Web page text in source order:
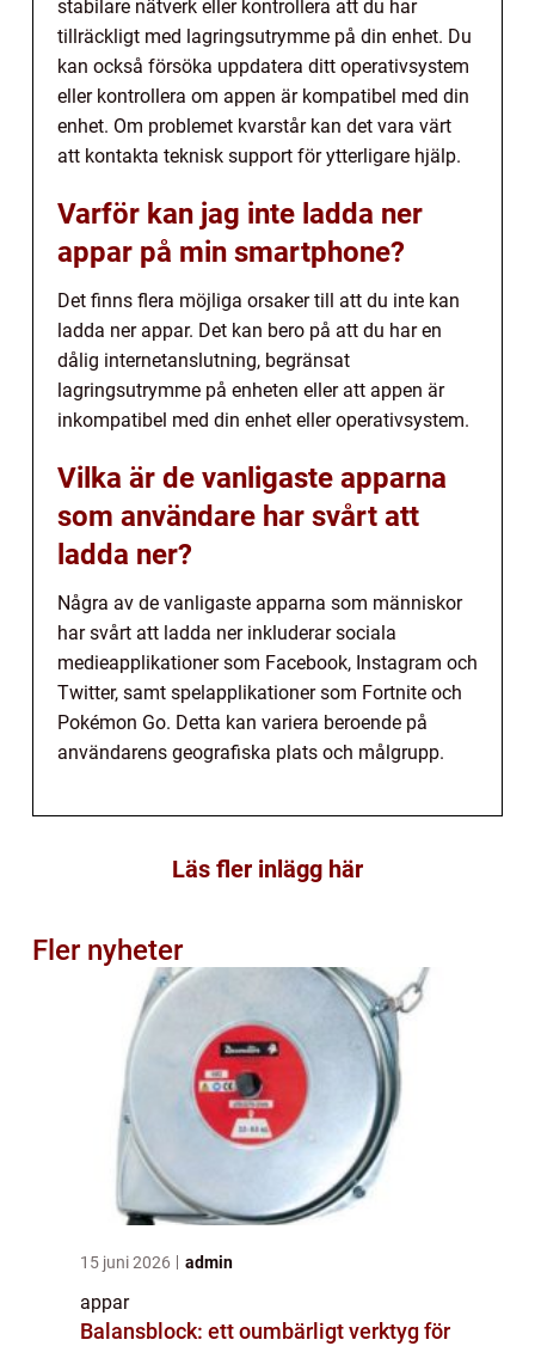
stabilare nätverk eller kontrollera att du har
tillräckligt med lagringsutrymme på din enhet. Du
kan också försöka uppdatera ditt operativsystem
eller kontrollera om appen är kompatibel med din
enhet. Om problemet kvarstår kan det vara värt
att kontakta teknisk support för ytterligare hjälp.
Varför kan jag inte ladda ner
appar på min smartphone?
Det finns flera möjliga orsaker till att du inte kan
ladda ner appar. Det kan bero på att du har en
dålig internetanslutning, begränsat
lagringsutrymme på enheten eller att appen är
inkompatibel med din enhet eller operativsystem.
Vilka är de vanligaste apparna
som användare har svårt att
ladda ner?
Några av de vanligaste apparna som människor
har svårt att ladda ner inkluderar sociala
medieapplikationer som Facebook, Instagram och
Twitter, samt spelapplikationer som Fortnite och
Pokémon Go. Detta kan variera beroende på
användarens geografiska plats och målgrupp.
Läs fler inlägg här
Fler nyheter
15 juni 2026 admin
appar
Balansblock: ett oumbärligt verktyg för